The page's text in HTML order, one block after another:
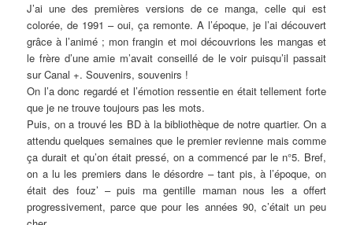
J’ai une des premières versions de ce manga, celle qui est
colorée, de 1991 – oui, ça remonte. A l’époque, je l’ai découvert
grâce à l’animé ; mon frangin et moi découvrions les mangas et
le frère d’une amie m’avait conseillé de le voir puisqu’il passait
sur Canal +. Souvenirs, souvenirs !
On l’a donc regardé et l’émotion ressentie en était tellement forte
que je ne trouve toujours pas les mots.
Puis, on a trouvé les BD à la bibliothèque de notre quartier. On a
attendu quelques semaines que le premier revienne mais comme
ça durait et qu’on était pressé, on a commencé par le n°5. Bref,
on a lu les premiers dans le désordre – tant pis, à l’époque, on
était des fouz’ – puis ma gentille maman nous les a offert
progressivement, parce que pour les années 90, c’était un peu